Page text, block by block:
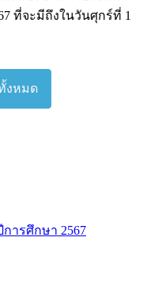
ที่จะมีถึงในวันศุกร์ที่ 1
งหมด
ารศึกษา 2567